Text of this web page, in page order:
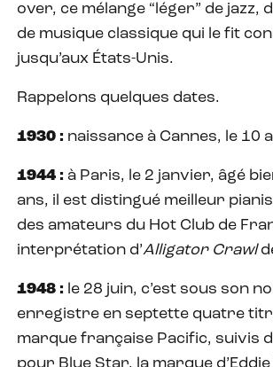
over, ce mélange “léger” de jazz,
de musique classique qui le fit
jusqu’aux États-Unis.
Rappelons quelques dates.
1930 : naissance à Cannes, le 10
1944 : à Paris, le 2 janvier, âgé
ans, il est distingué meilleur
des amateurs du Hot Club de
interprétation d’Alligator Crawl
1948 : le 28 juin, c’est sous son
enregistre en septette quatre
marque française Pacific, suivis